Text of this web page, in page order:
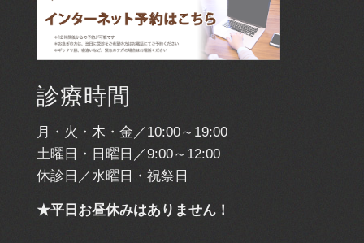
診療時間
月・火・木・金／10:00～19:00
土曜日・日曜日／9:00～12:00
休診日／水曜日・祝祭日
★平日お昼休みはありません！